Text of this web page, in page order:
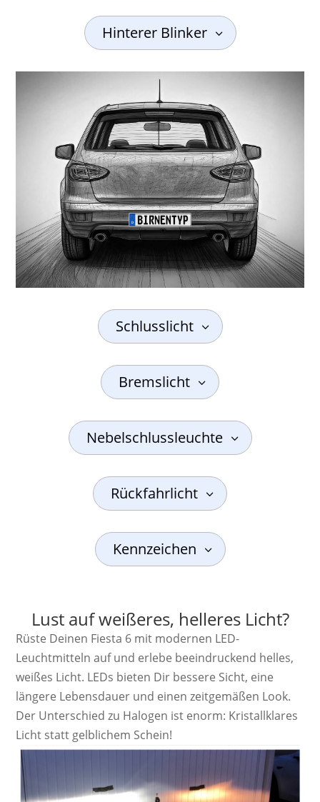
Hinterer Blinker
Schlusslicht
Bremslicht
Nebelschlussleuchte
Rückfahrlicht
Kennzeichen
Lust auf weißeres, helleres Licht?
Rüste Deinen Fiesta 6 mit modernen LED-
Leuchtmitteln auf und erlebe beeindruckend helles,
weißes Licht. LEDs bieten Dir bessere Sicht, eine
längere Lebensdauer und einen zeitgemäßen Look.
Der Unterschied zu Halogen ist enorm: Kristallklares
Licht statt gelblichem Schein!